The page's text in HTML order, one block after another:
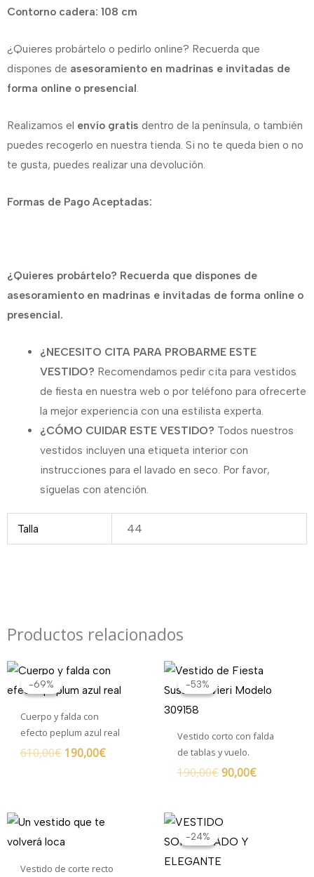
Contorno cadera: 108 cm
¿Quieres probártelo o pedirlo online? Recuerda que
dispones de asesoramiento en madrinas e invitadas de
forma online o presencial.
Realizamos el envío gratis dentro de la península, o también
puedes recogerlo en nuestra tienda. Si no te queda bien o no
te gusta, puedes realizar una devolución.
Formas de Pago Aceptadas:
¿Quieres probártelo? Recuerda que dispones de
asesoramiento en madrinas e invitadas de forma online o
presencial.
¿NECESITO CITA PARA PROBARME ESTE
VESTIDO? Recomendamos pedir cita para vestidos
de fiesta en nuestra web o por teléfono para ofrecerte
la mejor experiencia con una estilista experta.
¿CÓMO CUIDAR ESTE VESTIDO? Todos nuestros
vestidos incluyen una etiqueta interior con
instrucciones para el lavado en seco. Por favor,
síguelas con atención.
Talla 44
Productos relacionados
-69%
-69%
Cuerpo y falda con
efecto peplum azul real
610,00€
El
original
era:
610,00€.
190,00€
El
actual
-53%
-53%
Vestido corto con falda
de tablas y vuelo.
190,00€
El
original
90,00€
El
actual
Vestido de corte recto
-24%
-24%
El
original
era: